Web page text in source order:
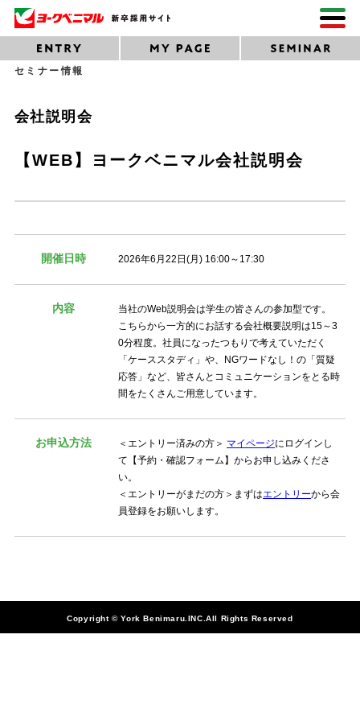
セミナー情報
会社説明会
【WEB】ヨークベニマル会社説明会
開催日時 2026年6月22日(月) 16:00～17:30
内容
当社のWeb説明会は学生の皆さんの参加型です。
こちらから一方的にお話する会社概要説明は15～3
0分程度。社員になったつもりで考えていただく
「ケーススタディ」や、NGワードなし！の「質疑
応答」など、皆さんとコミュニケーションをとる時
間をたくさんご用意しています。
お申込方法 ＜エントリー済みの方＞ マイページにログインし
て【予約・確認フォーム】からお申し込みくださ
い。
＜エントリーがまだの方＞まずはエントリーから会
員登録をお願いします。
Copyright © York Benimaru.INC.All Rights Reserved